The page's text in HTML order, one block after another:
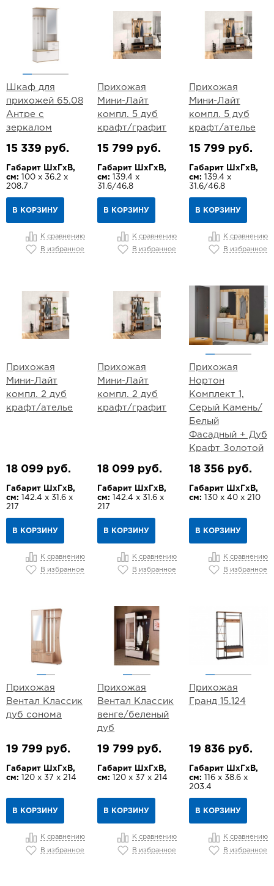
Шкаф для
прихожей 65.08
Антре с
зеркалом
15 339 руб.
Габарит ШхГхВ,
см: 100 х 36.2 х
208.7
В КОРЗИНУ
К сравнению
В избранное
Прихожая
Мини-Лайт
компл. 5 дуб
крафт/графит
15 799 руб.
Габарит ШхГхВ,
см:
139.4 х
31.6/46.8
В КОРЗИНУ
К сравнению
В избранное
Прихожая
Мини-Лайт
компл. 5 дуб
крафт/ателье
15 799 руб.
Габарит ШхГхВ,
см: 139.4 х
31.6/46.8
В КОРЗИНУ
К сравнению
В избранное
Прихожая
Мини-Лайт
компл. 2 дуб
крафт/ателье
18 099 руб.
Габарит ШхГхВ,
см: 142.4 х 31.6 х
217
В КОРЗИНУ
К сравнению
В избранное
Прихожая
Мини-Лайт
компл. 2 дуб
крафт/графит
18 099 руб.
Габарит ШхГхВ,
см:
142.4 х 31.6 х
217
В КОРЗИНУ
К сравнению
В избранное
Прихожая
Нортон
Комплект 1,
Серый Камень/
Белый
Фасадный + Дуб
Крафт Золотой
18 356 руб.
Габарит ШхГхВ,
см: 130 х 40 х 210
В КОРЗИНУ
К сравнению
В избранное
Прихожая
Вентал Классик
дуб сонома
19 799 руб.
Габарит ШхГхВ,
см: 120 х 37 х 214
В КОРЗИНУ
К сравнению
В избранное
Прихожая
Вентал Классик
венге/беленый
дуб
19 799 руб.
Габарит ШхГхВ,
см:
120 х 37 х 214
В КОРЗИНУ
К сравнению
В избранное
Прихожая
Гранд 15.124
19 836 руб.
Габарит ШхГхВ,
см: 116 х 38.6 х
203.4
В КОРЗИНУ
К сравнению
В избранное